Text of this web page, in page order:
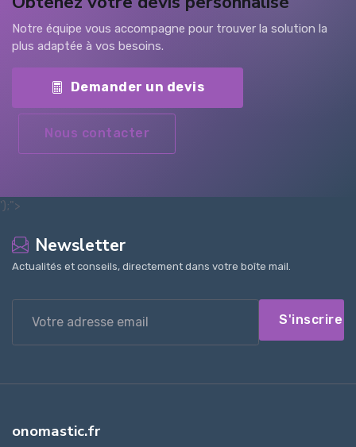
Notre équipe vous accompagne pour trouver la solution la
plus adaptée à vos besoins.
Demander un devis
Nous contacter
');">
Newsletter
Actualités et conseils, directement dans votre boîte mail.
S'inscrire
onomastic.fr